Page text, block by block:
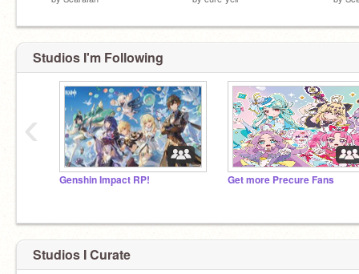
Studios I'm Following
Genshin Impact RP! Get more Precure Fans
‹
Studios I Curate